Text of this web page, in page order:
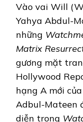
Vào vai Will
Yahya Abdul-
những
Matrix
gương mặt
Hollywood
hạng A mới
Adbul-Mateen
diễn trong